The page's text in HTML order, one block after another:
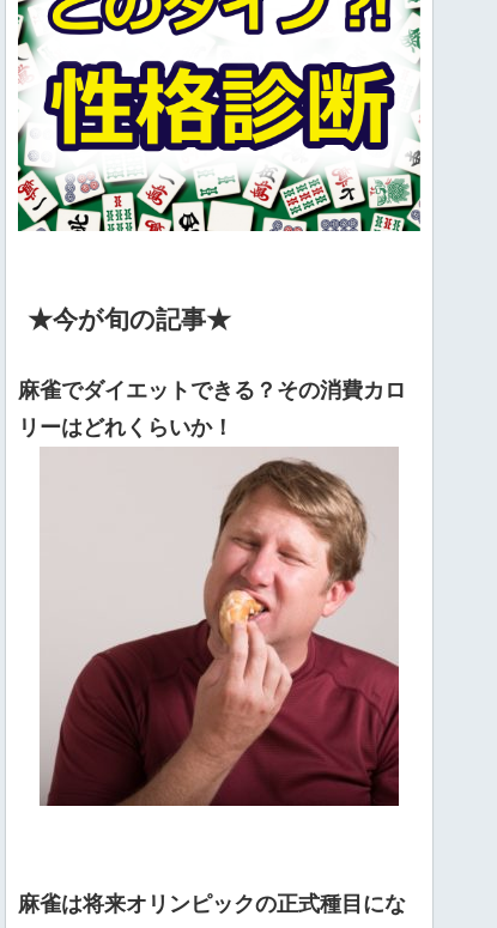
★今が旬の記事★
麻雀でダイエットできる？その消費カロ
リーはどれくらいか！
麻雀は将来オリンピックの正式種目にな